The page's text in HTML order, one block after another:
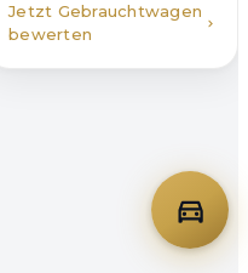
Jetzt Gebrauchtwagen
bewerten